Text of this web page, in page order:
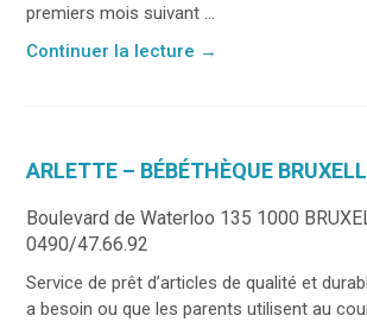
premiers mois suivant ...
Continuer la lecture →
ARLETTE – BÉBÉTHÈQUE
Boulevard de Waterloo 135 1000
0490/47.66.92
Service de prêt d’articles de qualité et
a besoin ou que les parents utilisent au